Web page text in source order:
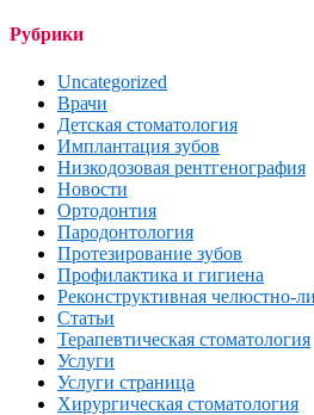
Рубрики
Uncategorized
Врачи
Детская стоматология
Имплантация зубов
Низкодозовая рентгенография
Новости
Ортодонтия
Пародонтология
Протезирование зубов
Профилактика и гигиена
Реконструктивная челюстно-
Статьи
Терапевтическая стоматология
Услуги
Услуги страница
Хирургическая стоматология